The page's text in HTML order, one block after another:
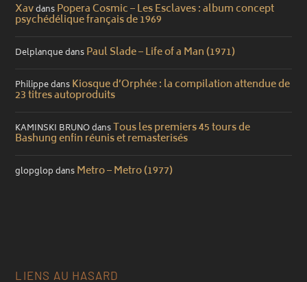
XavdansPopera Cosmic – Les Esclaves : album concept
psychédélique français de 1969
DelplanquedansPaul Slade – Life of a Man (1971)
PhilippedansKiosque d’Orphée : la compilation attendue de
23 titres autoproduits
KAMINSKI BRUNOdansTous les premiers 45 tours de
Bashung enfin réunis et remasterisés
glopglopdansMetro – Metro (1977)
LIENS AU HASARD